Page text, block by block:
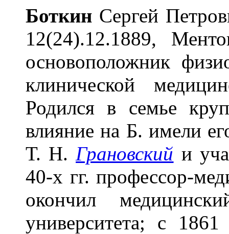
Боткин Сергей
12(24).12.1889,
основоположник
клинической
Родился в семье
влияние на Б. имели
Т. Н.Грановский и
40-х гг. профессор-
окончил
университета; с 1861